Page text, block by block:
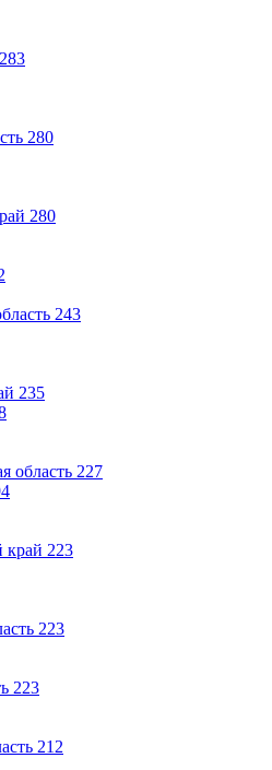
283
280
280
243
235
область 227
край 223
223
223
212